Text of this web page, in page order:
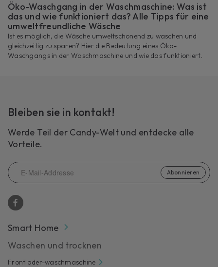
Öko-Waschgang in der Waschmaschine: Was ist
das und wie funktioniert das? Alle Tipps für eine
umweltfreundliche Wäsche
Ist es möglich, die Wäsche umweltschonend zu waschen und
gleichzeitig zu sparen? Hier die Bedeutung eines Öko-
Waschgangs in der Waschmaschine und wie das funktioniert.
Bleiben sie in kontakt!
Werde Teil der Candy-Welt und entdecke alle
Vorteile.
Abonnieren
Smart Home
Waschen und trocknen
Frontlader-waschmaschine